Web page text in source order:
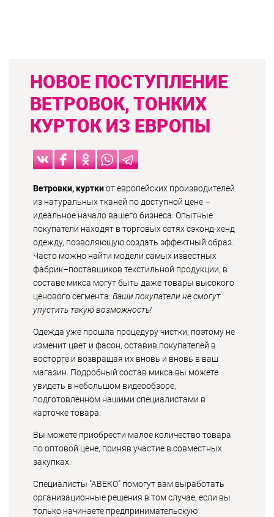
НОВОЕ ПОСТУПЛЕНИЕ
ВЕТРОВОК, ТОНКИХ
КУРТОК ИЗ ЕВРОПЫ
Ветровки, курткиот европейских производителей
из натуральных тканей по доступной цене –
идеальное начало вашего бизнеса. Опытные
покупатели находят в торговых сетях сэконд-хенд
одежду, позволяющую создать эффектный образ.
Часто можно найти модели самых известных
фабрик–поставщиков текстильной продукции, в
составе микса могут быть даже товары высокого
ценового сегмента. Ваши покупатели не смогут
упустить такую возможность!
Одежда уже прошла процедуру чистки, поэтому не
изменит цвет и фасон, оставив покупателей в
восторге и возвращая их вновь и вновь в ваш
магазин. Подробный состав микса вы можете
увидеть в небольшом видеообзоре,
подготовленном нашими специалистами в
карточке товара.
Вы можете приобрести малое количество товара
по оптовой цене, приняв участие в совместных
закупках.
Специалисты "АВЕКО" помогут вам выработать
организационные решения в том случае, если вы
только начинаете предпринимательскую